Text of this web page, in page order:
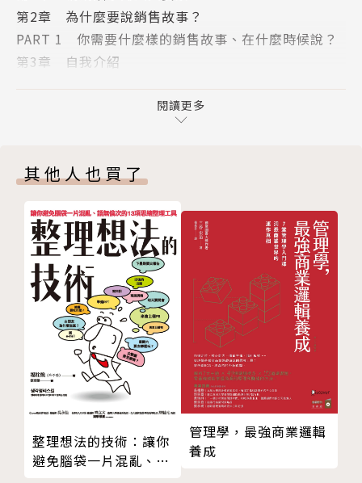
抗拒到接受成交的利器。
銷售過程就是說故事的過程，準備好25套銷售劇本，
就能因應各種情況，靈活運用8步驟設計出吸引人買單
事有主角、有反派、有對話，更有啟發，讓你的買家切
及全球知名企業的「說故事」技巧，
更帶領你在受挫、遭拒絕的時刻，學會對自己說故事，
激勵自己往前邁進，
在競爭激烈的市場中殺出重圍，成為超級贏家！
本書特色
顧客注意力最長三分鐘，必須掌握6個故事要素，讓推
銷有趣味、有重點，更讓顧客記得你。
活用8個步驟，從挑選故事、套用結構，到設計對白，
有效設計符合不同情境的故事。
從陌生開發、自我介紹、預防拒絕、到達成交易，運用
第2章 為什麼要說銷售故事？
PART 1 你需要什麼樣的銷售故事、在什麼時候說？
第3章 自我介紹
第5章 讓買家說自己的故事
第8章 處理拒絕
第10章 成交之後
PART 2 如何設計銷售故事？
第11章 構成好故事的關鍵要素
第12章 挑選適合的故事
第13章 故事結構
第14章 開始說故事
第15章 打造故事背景
第16章 挑戰、衝突、解決辦法
第17章 學到教訓，並且展開行動
第18章 情緒：影響購買決策的關鍵
第19章 意外：使銷售故事不再平庸
第20章 對白、細節，及長度
閱讀更多
其他人也買了
整理想法的技術：讓你
避免腦袋一片混亂、語
管理學，最強商業邏輯
養成